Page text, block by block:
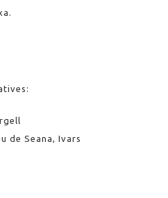
de Seana, Ivars